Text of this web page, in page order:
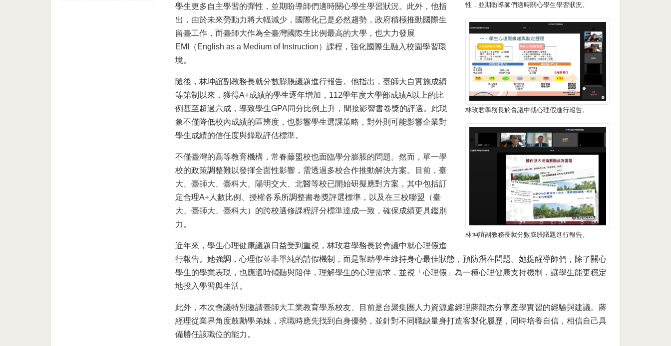
性，並期盼導師們適時關心學生學習狀況。
林玫君學務長於會議中就心理假進行報告。
林坤誼副教務長就分數膨脹議題進行報告。
學生更多自主學習的彈性，並期盼導師們適時關心學生學習狀況。此外，他指
出，由於未來勞動力將大幅減少，國際化已是必然趨勢，政府積極推動國際生
留臺工作，而臺師大作為全臺灣國際生比例最高的大學，也大力發展
EMI（English as a Medium of Instruction）課程，強化國際生融入校園學習環
境。
隨後，林坤誼副教務長就分數膨脹議題進行報告。他指出，臺師大自實施成績
等第制以來，獲得A+成績的學生逐年增加，112學年度大學部成績A以上的比
例甚至超過六成，導致學生GPA同分比例上升，間接影響書卷獎的評選。此現
象不僅降低校內成績的區辨度，也影響學生選課策略，對外則可能影響企業對
學生成績的信任度與錄取評估標準。
不僅臺灣的高等教育機構，常春藤盟校也面臨學分膨脹的問題。然而，單一學
校的政策調整難以發揮全面性影響，需透過多校合作推動解決方案。目前，臺
大、臺師大、臺科大、陽明交大、北醫等校已開始研擬應對方案，其中包括訂
定合理A+人數比例、授權各系所調整書卷獎評選標準，以及在三校聯盟（臺
大、臺師大、臺科大）的跨校選修課程評分標準達成一致，確保成績更具鑑別
力。
近年來，學生心理健康議題日益受到重視，林玫君學務長於會議中就心理假進
行報告。她強調，心理假並非單純的請假機制，而是幫助學生維持身心最佳狀態，預防潛在問題。她提醒導師們，除了關心
學生的學業表現，也應適時傾聽與陪伴，理解學生的心理需求，並視「心理假」為一種心理健康支持機制，讓學生能更穩定
地投入學習與生活。
此外，本次會議特別邀請臺師大工業教育學系校友、目前是台聚集團人力資源處經理蔣龍杰分享產學實習的經驗與建議。蔣
經理從業界角度鼓勵學弟妹，求職時應先找到自身優勢，並針對不同職缺量身打造客製化履歷，同時培養自信，相信自己具
備勝任該職位的能力。